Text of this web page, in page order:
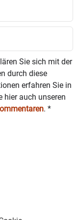
Sie sich mit der
durch diese
erfahren Sie in
hier auch unseren
. *